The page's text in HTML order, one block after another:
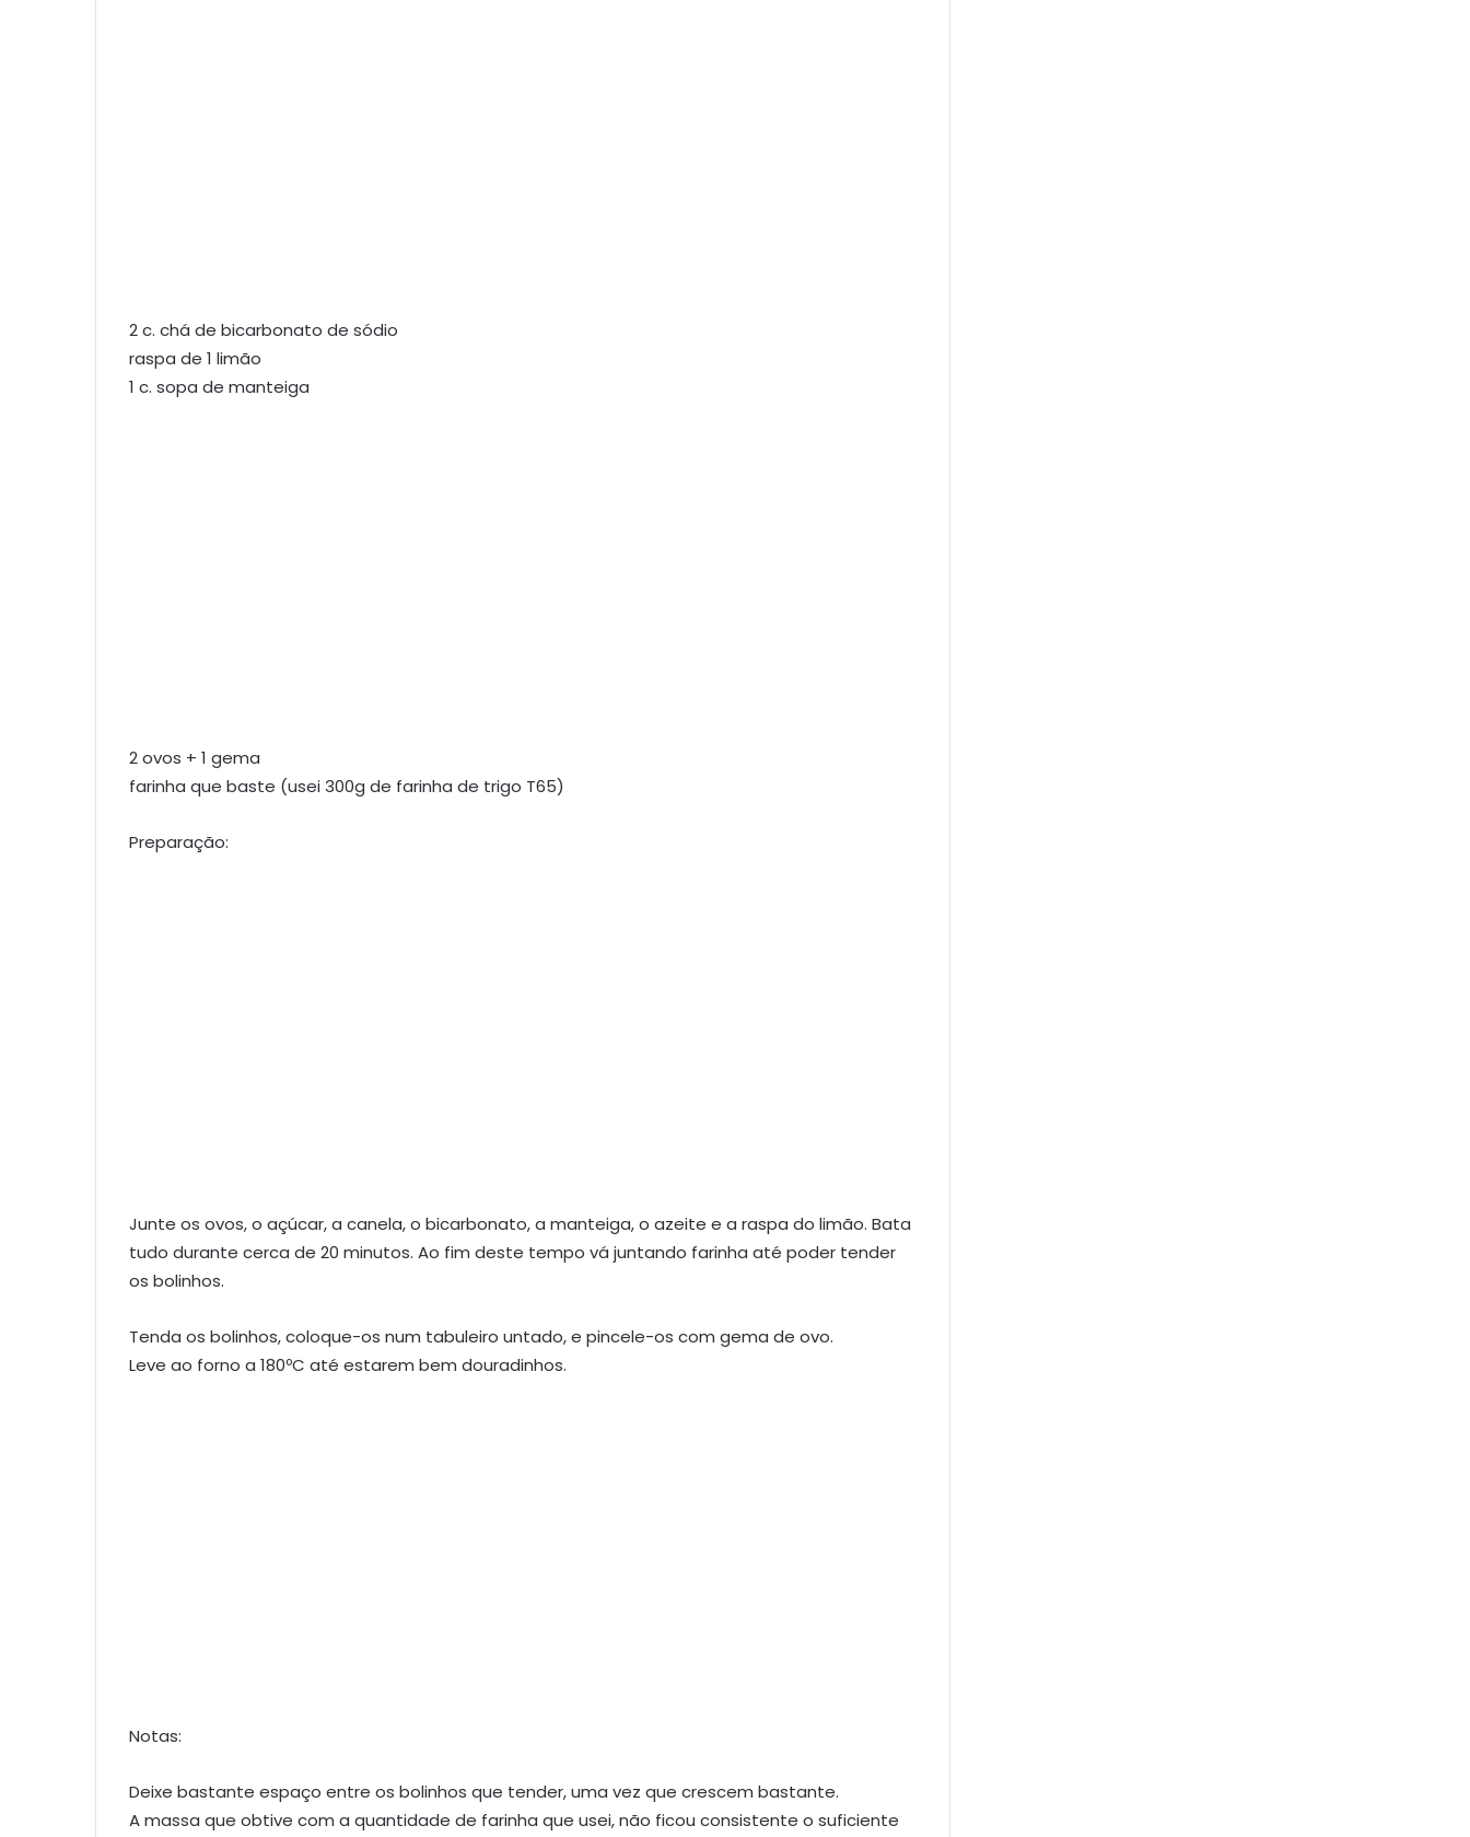
2 c. chá de bicarbonato de sódio
raspa de 1 limão
1 c. sopa de manteiga
2 ovos + 1 gema
farinha que baste (usei 300g de farinha de trigo T65)
Preparação:
Junte os ovos, o açúcar, a canela, o bicarbonato, a manteiga, o azeite e a raspa do limão. Bata
tudo durante cerca de 20 minutos. Ao fim deste tempo vá juntando farinha até poder tender
os bolinhos.
Tenda os bolinhos, coloque-os num tabuleiro untado, e pincele-os com gema de ovo.
Leve ao forno a 180ºC até estarem bem douradinhos.
Notas:
Deixe bastante espaço entre os bolinhos que tender, uma vez que crescem bastante.
A massa que obtive com a quantidade de farinha que usei, não ficou consistente o suficiente